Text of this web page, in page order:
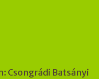
Csongrádi Batsányi